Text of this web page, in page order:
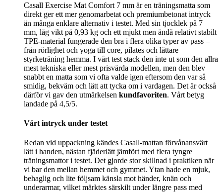
Casall Exercise Mat Comfort 7 mm är en träningsmatta som
direkt ger ett mer genomarbetat och premiumbetonat intryck
än många enklare alternativ i testet. Med sin tjocklek på 7
mm, låg vikt på 0,93 kg och ett mjukt men ändå relativt stabilt
TPE-material fungerade den bra i flera olika typer av pass –
från rörlighet och yoga till core, pilates och lättare
styrketräning hemma. I vårt test stack den inte ut som den allra
mest tekniska eller mest prisvärda modellen, men den blev
snabbt en matta som vi ofta valde igen eftersom den var så
smidig, bekväm och lätt att tycka om i vardagen. Det är också
därför vi gav den utmärkelsen kundfavoriten. Vårt betyg
landade på 4,5/5.
Vårt intryck under testet
Redan vid uppackning kändes Casall-mattan förvånansvärt
lätt i handen, nästan fjäderlätt jämfört med flera tyngre
träningsmattor i testet. Det gjorde stor skillnad i praktiken när
vi bar den mellan hemmet och gymmet. Ytan hade en mjuk,
behaglig och lite följsam känsla mot händer, knän och
underarmar, vilket märktes särskilt under längre pass med